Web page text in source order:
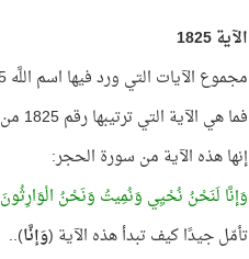
الآية 1825
مجموع الآيات التي ورد فيها اسم اللَّه 1825 آية.
فما هي الآية التي ترتيبها رقم 1825 من بداية المصحف؟
إنها هذه الآية من سورة الحجر:
وَإنَّا لَنَحْنُ نُحْيِي وَنُمِيتُ وَنَحْنُ الْوَارِثُونَ
تأمّل جيدًا كيف تبدأ هذه الآية (وَإنَّا)..